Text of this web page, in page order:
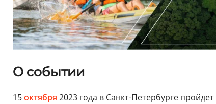
О событии
15октября 2023 года в Санкт-Петербурге пройдет